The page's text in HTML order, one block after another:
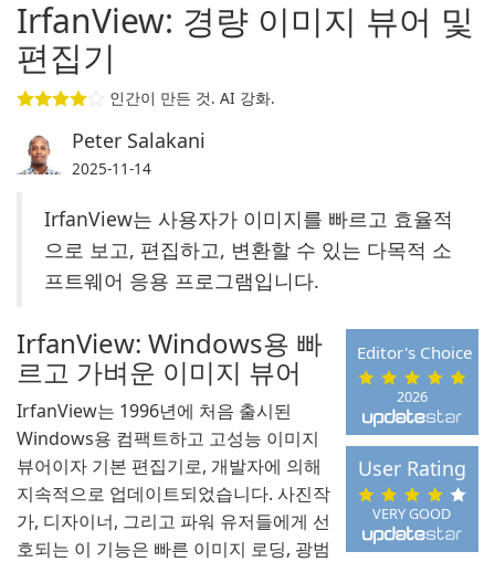
IrfanView: 경량 이미지 뷰어 및
편집기
인간이 만든 것. AI 강화.
Peter Salakani
2025-11-14
IrfanView는 사용자가 이미지를 빠르고 효율적
으로 보고, 편집하고, 변환할 수 있는 다목적 소
프트웨어 응용 프로그램입니다.
2026
Editor's Choice
VERY GOOD
User Rating
IrfanView: Windows용 빠
르고 가벼운 이미지 뷰어
IrfanView는 1996년에 처음 출시된
Windows용 컴팩트하고 고성능 이미지
뷰어이자 기본 편집기로, 개발자에 의해
지속적으로 업데이트되었습니다. 사진작
가, 디자이너, 그리고 파워 유저들에게 선
호되는 이 기능은 빠른 이미지 로딩, 광범